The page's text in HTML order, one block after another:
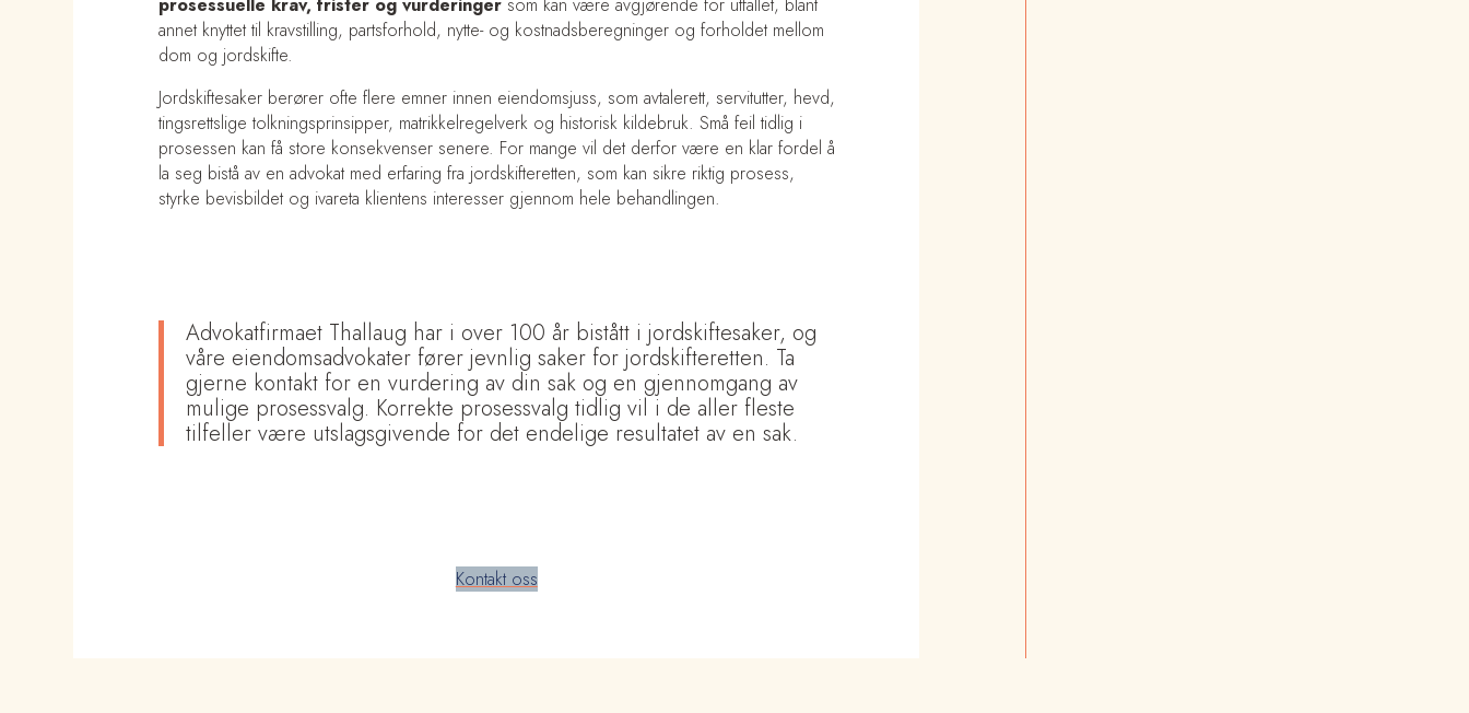
annet knyttet til kravstilling, partsforhold, nytte- og kostnadsberegninger og forholdet mellom
dom og jordskifte.
Jordskiftesaker berører ofte flere emner innen eiendomsjuss, som avtalerett, servitutter, hevd,
tingsrettslige tolkningsprinsipper, matrikkelregelverk og historisk kildebruk. Små feil tidlig i
prosessen kan få store konsekvenser senere. For mange vil det derfor være en klar fordel å
la seg bistå av en advokat med erfaring fra jordskifteretten, som kan sikre riktig prosess,
styrke bevisbildet og ivareta klientens interesser gjennom hele behandlingen.
Advokatfirmaet Thallaug har i over 100 år bistått i jordskiftesaker, og
våre eiendomsadvokater fører jevnlig saker for jordskifteretten. Ta
gjerne kontakt for en vurdering av din sak og en gjennomgang av
mulige prosessvalg. Korrekte prosessvalg tidlig vil i de aller fleste
tilfeller være utslagsgivende for det endelige resultatet av en sak.
Kontakt oss